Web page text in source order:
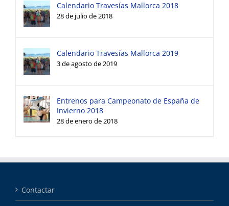
Calendario Travesías Mallorca 2018
28 de julio de 2018
Calendario Travesías Mallorca 2019
3 de agosto de 2019
Entrenos para Campeonato de España de
Invierno 2018
28 de enero de 2018
Contactar